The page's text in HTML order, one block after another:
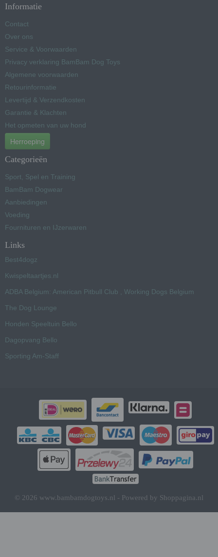
Informatie
Contact
Over ons
Service & Voorwaarden
Privacy verklaring BamBam Dog Toys
Algemene voorwaarden
Retourinformatie
Levertijd & Verzendkosten
Garantie & Klachten
Het opmeten van uw hond
Herroeping
Categorieën
Sport, Spel en Training
BamBam Dogwear
Aanbiedingen
Voeding
Fournituren en IJzerwaren
Links
Best4dogz
Kwispeltaartjes.nl
ADBA Belgium: American Pitbull Club , Working Dogs Belgium
The Dog Lounge
Honden Speeltuin Bello
Dagopvang Bello
Sporting Am-Staff
© 2026 www.bambamdogtoys.nl - Powered by Shoppagina.nl